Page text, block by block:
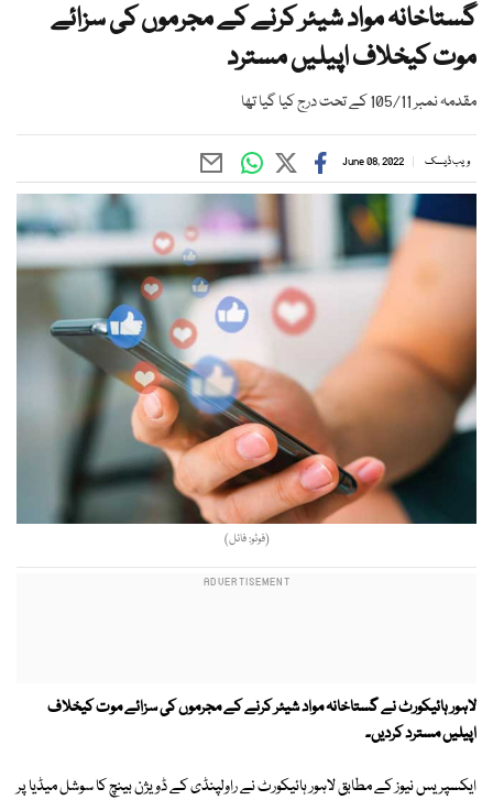
گستاخانہ مواد شیئر کرنے کے مجرموں کی سزائے
موت کیخلاف اپیلیں مسترد
مقدمہ نمبر 105/11 کے تحت درج کیا گیا تھا
ویب ڈیسک June 08, 2022
(فوٹو: فائل)
لاہور ہائیکورٹ نے گستاخانہ مواد شیئر کرنے کے مجرموں کی سزائے موت کیخلاف
اپیلیں مسترد کردیں۔
ایکسپریس نیوز کے مطابق لاہور ہائیکورٹ نے راولپنڈی کے ڈویژن بینچ کا سوشل میڈیا پر